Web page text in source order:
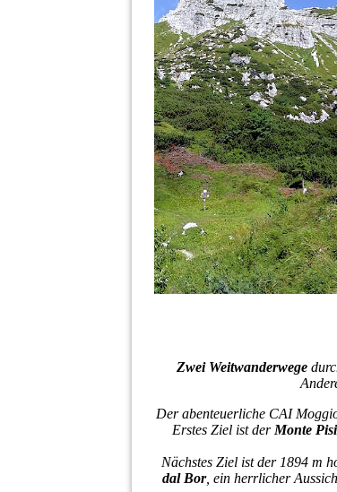
Zwei Weitwanderwege
Der abenteuerliche CAI
Erstes Ziel ist der Monte
Nächstes Ziel ist der 1894 m
dal Bor, ein herrlicher